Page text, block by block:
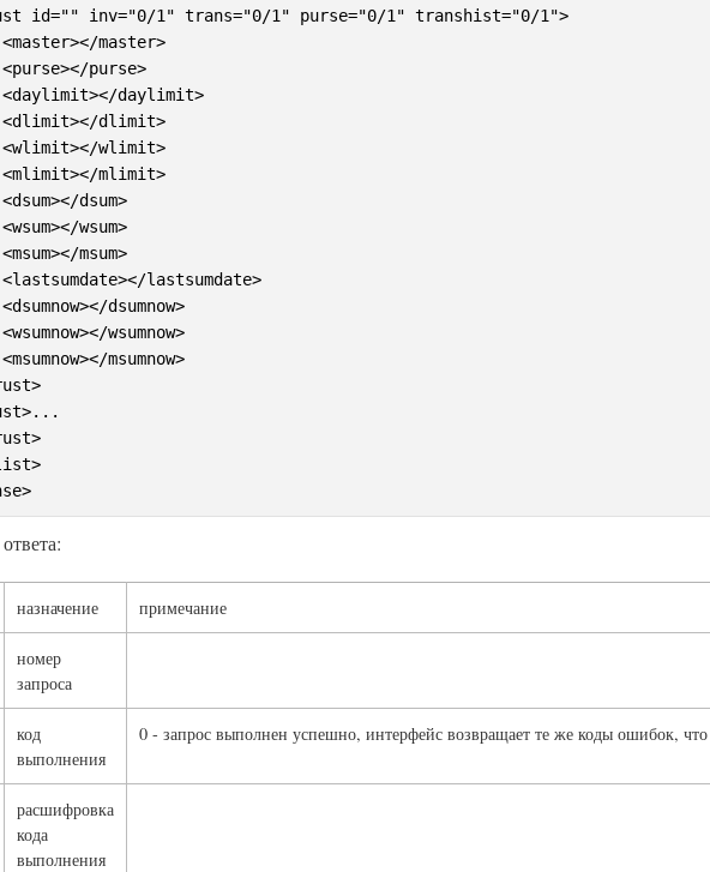
id="" inv="0/1" trans="0/1" purse="0/1" transhist="0/1">
master>
purse>
daylimit>
dlimit>
wlimit>
mlimit>
dsum>
wsum>
msum>
lastsumdate>
dsumnow>
wsumnow>
msumnow>
назначение примечание
номер
запроса
код
выполнения
0 - запрос выполнен успешно, интерфейс возвращает те же коды ошибок,
расшифровка
кода
выполнения